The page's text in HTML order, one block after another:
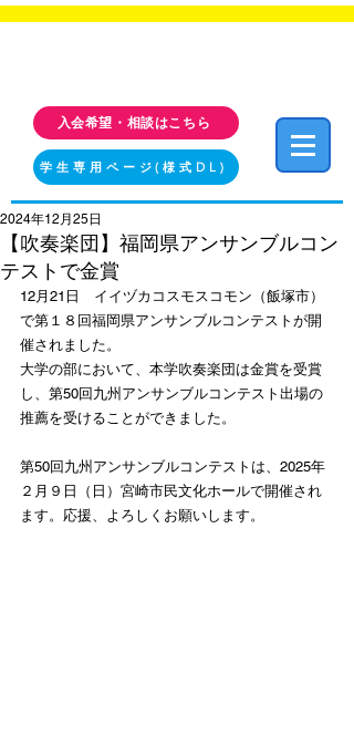
入会希望・相談はこちら
学生専用ページ(様式DL)
【吹奏楽団】福岡県アンサンブルコン
テストで金賞
2024年12月25日
12月21日　イイヅカコスモスコモン（飯塚市）
で第１８回福岡県アンサンブルコンテストが開
催されました。
大学の部において、本学吹奏楽団は金賞を受賞
し、第50回九州アンサンブルコンテスト出場の
推薦を受けることができました。
第50回九州アンサンブルコンテストは、2025年
２月９日（日）宮崎市民文化ホールで開催され
ます。応援、よろしくお願いします。